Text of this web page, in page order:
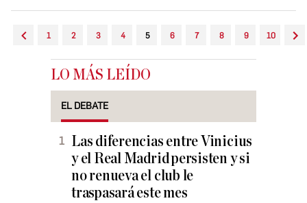
1 2 3 4 5 6 7 8 9 10
LO MÁS LEÍDO
EL DEBATE
Las diferencias entre Vinicius
y el Real Madrid persisten y si
no renueva el club le
traspasará este mes